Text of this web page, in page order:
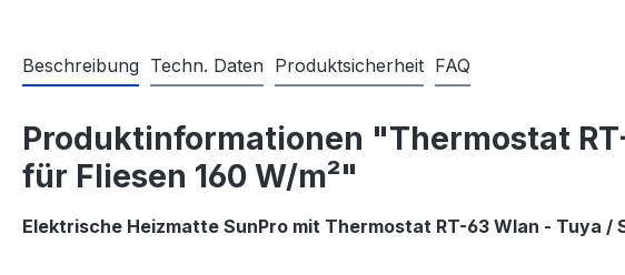
Beschreibung Techn. Daten Produktsicherheit FAQ
Produktinformationen "Thermostat
für Fliesen 160 W/m²"
Elektrische Heizmatte SunPro mit Thermostat RT-63 Wlan - Tuya /